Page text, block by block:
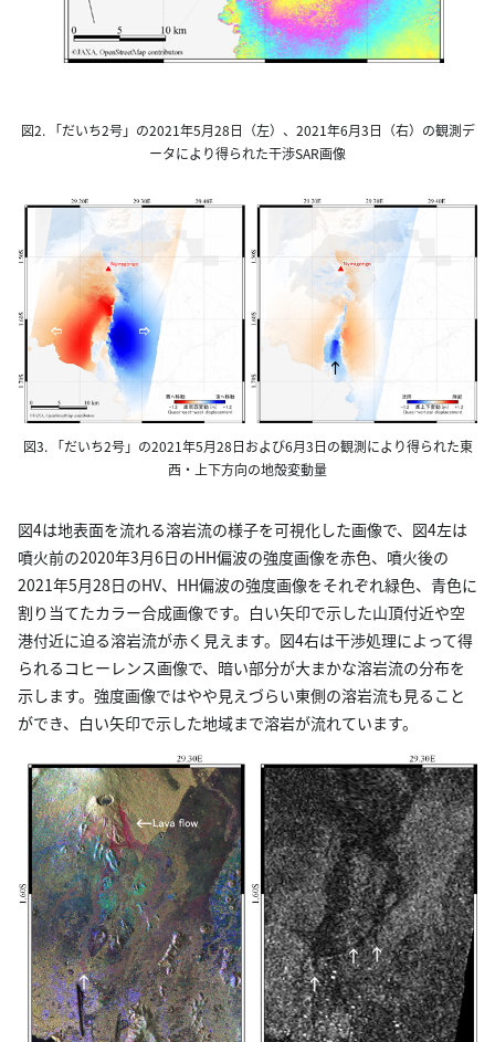
図2. 「だいち2号」の2021年5月28日（左）、2021年6月3日（右）の観測デ
ータにより得られた干渉SAR画像
図3. 「だいち2号」の2021年5月28日および6月3日の観測により得られた東
西・上下方向の地殻変動量
図4は地表面を流れる溶岩流の様子を可視化した画像で、図4左は
噴火前の2020年3月6日のHH偏波の強度画像を赤色、噴火後の
2021年5月28日のHV、HH偏波の強度画像をそれぞれ緑色、青色に
割り当てたカラー合成画像です。白い矢印で示した山頂付近や空
港付近に迫る溶岩流が赤く見えます。図4右は干渉処理によって得
られるコヒーレンス画像で、暗い部分が大まかな溶岩流の分布を
示します。強度画像ではやや見えづらい東側の溶岩流も見ること
ができ、白い矢印で示した地域まで溶岩が流れています。